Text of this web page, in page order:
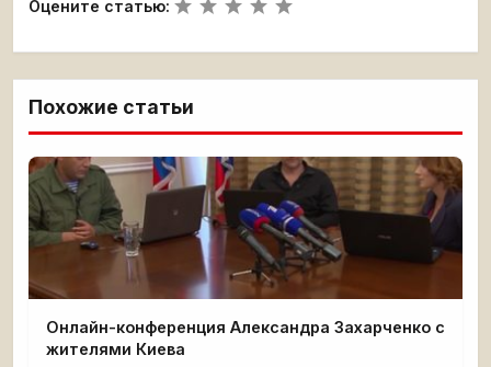
Оцените статью:
Похожие статьи
Онлайн-конференция Александра Захарченко с
жителями Киева